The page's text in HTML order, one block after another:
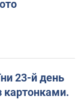
23-й день
картонками.